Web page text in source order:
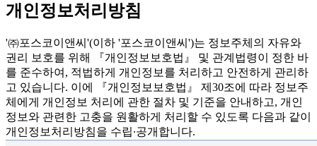
개인정보처리방침
'㈜포스코이앤씨'(이하 '포스코이앤씨')는 정보주체의 자유와
권리 보호를 위해 『개인정보보호법』 및 관계법령이 정한 바
를 준수하여, 적법하게 개인정보를 처리하고 안전하게 관리하
고 있습니다. 이에 『개인정보보호법』 제30조에 따라 정보주
체에게 개인정보 처리에 관한 절차 및 기준을 안내하고, 개인
정보와 관련한 고충을 원활하게 처리할 수 있도록 다음과 같이
개인정보처리방침을 수립∙공개합니다.